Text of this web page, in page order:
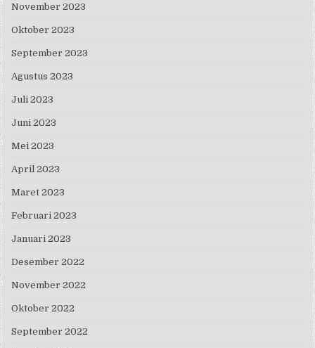
November 2023
Oktober 2023
September 2023
Agustus 2023
Juli 2023
Juni 2023
Mei 2023
April 2023
Maret 2023
Februari 2023
Januari 2023
Desember 2022
November 2022
Oktober 2022
September 2022